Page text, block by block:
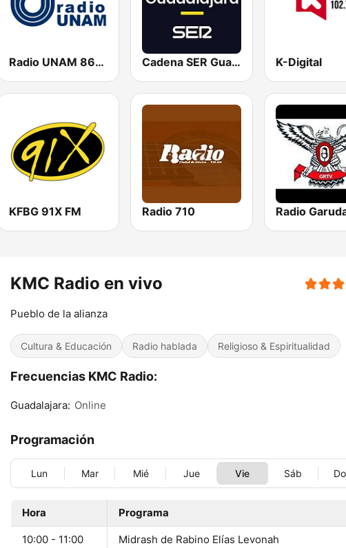
Radio UNAM 860 AM Cadena SER Guadalajara K-Digital
KFBG 91X FM Radio 710
KMC Radio en vivo
Pueblo de la alianza
Cultura & Educación Radio hablada Religioso & Espiritualidad
Frecuencias KMC Radio:
Guadalajara: Online
Programación
Lun Mar Mié Jue Vie Sáb
Hora Programa
10:00 - 11:00 Midrash de Rabino Elías Levonah